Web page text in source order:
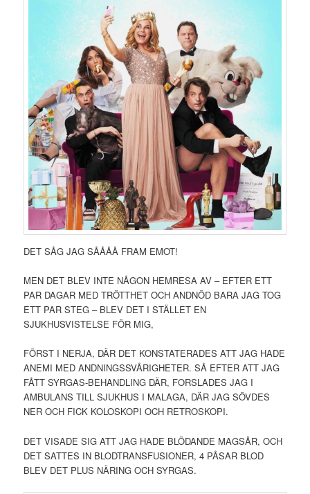
DET SÅG JAG SÅÅÅÅ FRAM EMOT!
MEN DET BLEV INTE NÅGON HEMRESA AV – EFTER ETT
PAR DAGAR MED TRÖTTHET OCH ANDNÖD BARA JAG TOG
ETT PAR STEG – BLEV DET I STÄLLET EN
SJUKHUSVISTELSE FÖR MIG,
FÖRST I NERJA, DÄR DET KONSTATERADES ATT JAG HADE
ANEMI MED ANDNINGSSVÅRIGHETER. SÅ EFTER ATT JAG
FÅTT SYRGAS-BEHANDLING DÄR, FORSLADES JAG I
AMBULANS TILL SJUKHUS I MALAGA, DÄR JAG SÖVDES
NER OCH FICK KOLOSKOPI OCH RETROSKOPI.
DET VISADE SIG ATT JAG HADE BLÖDANDE MAGSÅR, OCH
DET SATTES IN BLODTRANSFUSIONER, 4 PÅSAR BLOD
BLEV DET PLUS NÄRING OCH SYRGAS.